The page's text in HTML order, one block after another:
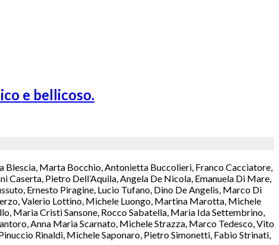
e bellicoso.
Marta Bocchio, Antonietta Buccolieri, Franco Cacciatore,
Pietro Dell’Aquila, Angela De Nicola, Emanuela Di Mare,
Ernesto Piragine, Lucio Tufano, Dino De Angelis, Marco Di
Valerio Lottino, Michele Luongo, Martina Marotta, Michele
Maria Cristi Sansone, Rocco Sabatella, Maria Ida Settembrino,
Anna Maria Scarnato, Michele Strazza, Marco Tedesco, Vito
Rinaldi, Michele Saponaro, Pietro Simonetti, Fabio Strinati,